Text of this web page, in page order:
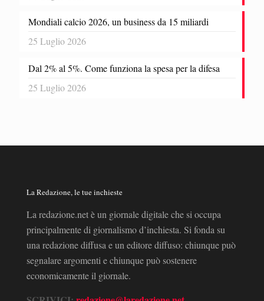
Mondiali calcio 2026, un business da 15 miliardi
25 Luglio 2026
Dal 2% al 5%. Come funziona la spesa per la difesa
25 Luglio 2026
La Redazione, le tue inchieste
La redazione.net è un giornale digitale che si occupa
principalmente di giornalismo d’inchiesta. Si fonda su
una redazione diffusa e un editore diffuso: chiunque può
segnalare argomenti e chiunque può sostenere
economicamente il giornale.